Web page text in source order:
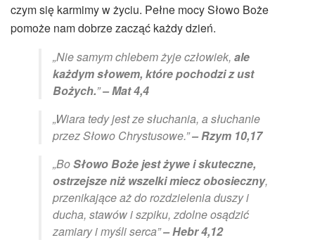
czym się karmimy w życiu. Pełne mocy Słowo Boże
pomoże nam dobrze zacząć każdy dzień.
„Nie samym chlebem żyje człowiek, ale
każdym słowem, które pochodzi z ust
Bożych.”– Mat 4,4
„Wiara tedy jest ze słuchania, a słuchanie
przez Słowo Chrystusowe.”– Rzym 10,17
„BoSłowo Boże jest żywe i skuteczne,
ostrzejsze niż wszelki miecz obosieczny,
przenikające aż do rozdzielenia duszy i
ducha, stawów i szpiku, zdolne osądzić
zamiary i myśli serca”– Hebr 4,12